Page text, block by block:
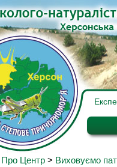
Про Центр > Виховуємо